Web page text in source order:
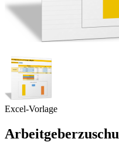
Excel-Vorlage